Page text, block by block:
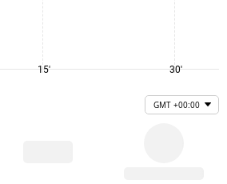
15' 30'
GMT +00:00